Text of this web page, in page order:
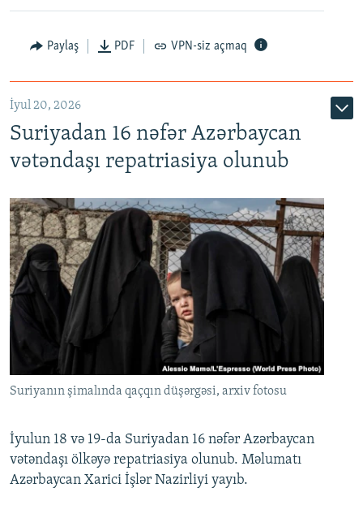
Auto
Paylaş PDF VPN-siz açmaq
İyul 20, 2026
Suriyadan 16 nəfər Azərbaycan
vətəndaşı repatriasiya olunub
Suriyanın şimalında qaçqın düşərgəsi, arxiv fotosu
İyulun 18 və 19-da Suriyadan 16 nəfər Azərbaycan
vətəndaşı ölkəyə repatriasiya olunub. Məlumatı
Azərbaycan Xarici İşlər Nazirliyi yayıb.